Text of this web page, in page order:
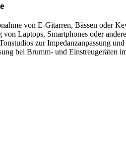
von E-Gitarren, Bässen oder
von Laptops, Smartphones oder
zur Impedanzanpassung
bei Brumm- und Einstreugeräten